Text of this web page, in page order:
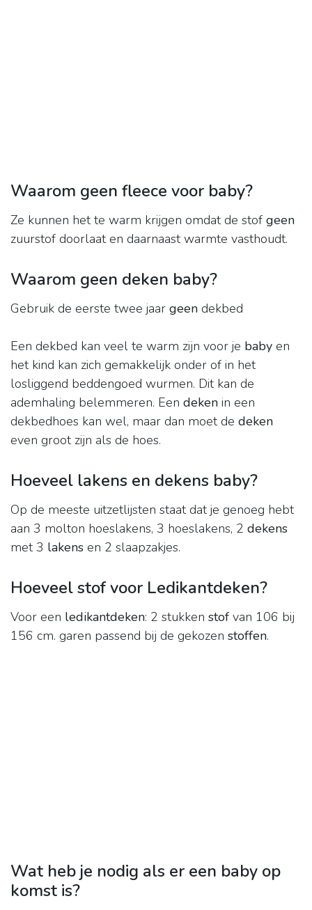
Waarom geen fleece voor baby?
Ze kunnen het te warm krijgen omdat de stof geen
zuurstof doorlaat en daarnaast warmte vasthoudt.
Waarom geen deken baby?
Gebruik de eerste twee jaar geen dekbed
Een dekbed kan veel te warm zijn voor je baby en
het kind kan zich gemakkelijk onder of in het
losliggend beddengoed wurmen. Dit kan de
ademhaling belemmeren. Een deken in een
dekbedhoes kan wel, maar dan moet de deken
even groot zijn als de hoes.
Hoeveel lakens en dekens baby?
Op de meeste uitzetlijsten staat dat je genoeg hebt
aan 3 molton hoeslakens, 3 hoeslakens, 2 dekens
met 3 lakens en 2 slaapzakjes.
Hoeveel stof voor Ledikantdeken?
Voor een ledikantdeken: 2 stukken stof van 106 bij
156 cm. garen passend bij de gekozen stoffen.
Wat heb je nodig als er een baby op
komst is?